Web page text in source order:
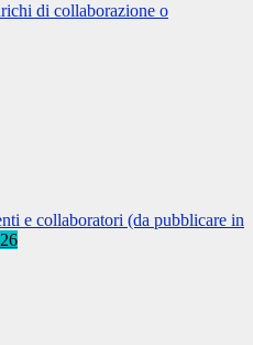
di collaborazione o
e collaboratori (da pubblicare in
26